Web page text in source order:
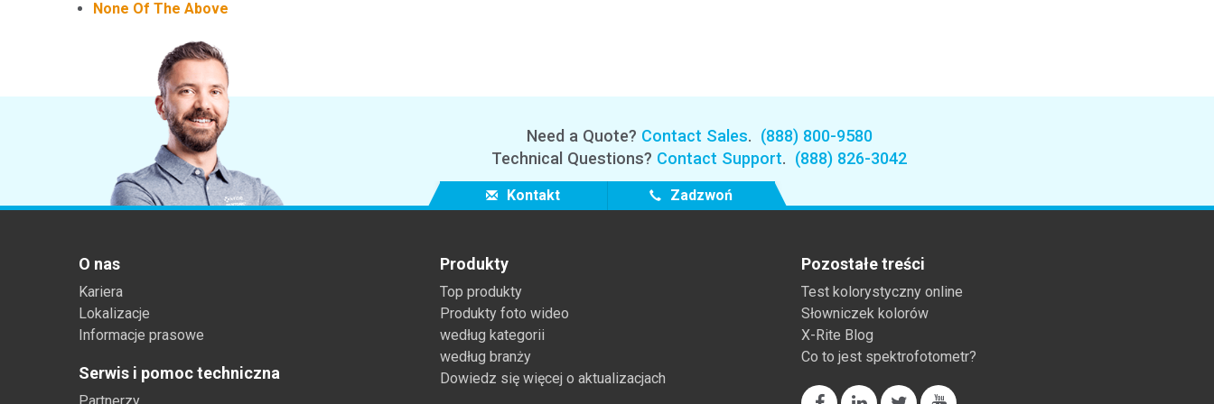
Tworzywa sztuczne
Dobra trwałe
None Of The Above
Need a Quote? Contact Sales. (888) 800-9580
Technical Questions? Contact Support. (888) 826-3042
Kontakt Zadzwoń
O nas
Kariera
Lokalizacje
Informacje prasowe
Serwis i pomoc techniczna
Produkty
Top produkty
Produkty foto wideo
według kategorii
według branży
Dowiedz się więcej o aktualizacjach
Pozostałe treści
Test kolorystyczny online
Słowniczek kolorów
X-Rite Blog
Co to jest spektrofotometr?